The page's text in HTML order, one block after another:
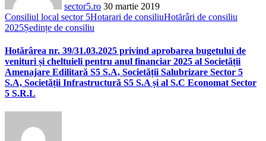
sector5.ro 30 martie 2019
Consiliul local sector 5Hotarari de consiliuHotărâri de consiliu
2025Ședințe de consiliu
Hotărârea nr. 39/31.03.2025 privind aprobarea bugetului de
venituri și cheltuieli pentru anul financiar 2025 al Societății
Amenajare Edilitară S5 S.A, Societății Salubrizare Sector 5
S.A, Societății Infrastructură S5 S.A și al S.C Economat Sector
5 S.R.L